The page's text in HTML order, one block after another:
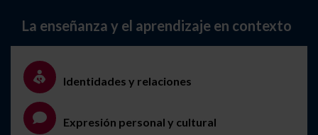
La enseñanza y el aprendizaje en contexto
Identidades y relaciones
Expresión personal y cultural